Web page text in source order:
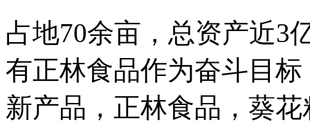
占地70余亩，总资产近3
有正林食品作为奋斗目
新产品，正林食品，葵